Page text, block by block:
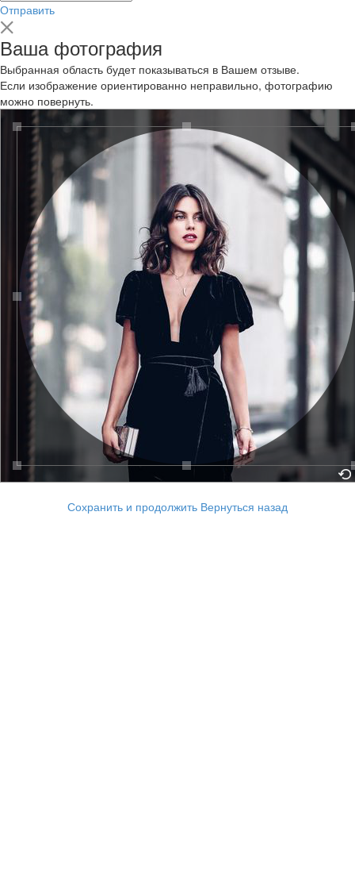
Отправить
Ваша фотография
Выбранная область будет показываться в Вашем отзыве.
Если изображение ориентированно неправильно, фотографию
можно повернуть.
Сохранить и продолжить Вернуться назад